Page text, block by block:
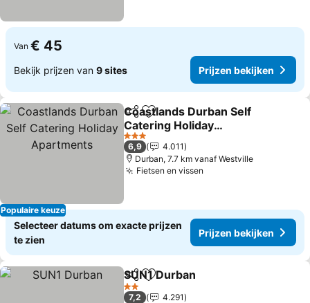
Van € 45
Bekijk prijzen van 9 sites Prijzen bekijken
Populaire keuze
DelenToevoegen aan favorieten
Coastlands Durban Self
Catering Holiday
Apartments
3 Sterren
6,9
4.011
Durban, 7.7 km vanaf Westville
Fietsen en vissen
Selecteer datums om exacte prijzen
te zien
Prijzen bekijken
DelenToevoegen aan favorieten
SUN1 Durban
2 Sterren
7,2
4.291